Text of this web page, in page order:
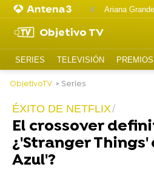
Ariana
Objetivo TV
SERIES TELEVISIÓN
ObjetivoTV » Series
ÉXITO DE NETFLIX
El crossover
¿'Stranger Things'
Azul'?